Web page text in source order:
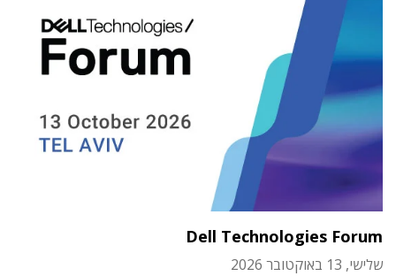
Dell Technologies Forum
שלישי, 13 באוקטובר 2026